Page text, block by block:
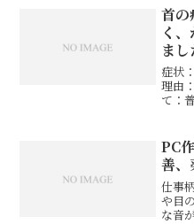
まし
これ
首の
く
まし
症状
理由
て：
自分
が、
PC
善、
仕事
や目
な音